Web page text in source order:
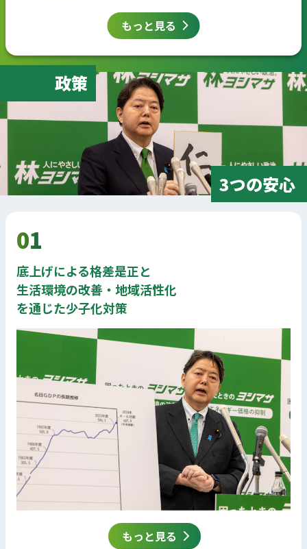
もっと見る
政策
3つの安心
01
底上げによる格差是正と
生活環境の改善・地域活性化
を通じた少子化対策
もっと見る